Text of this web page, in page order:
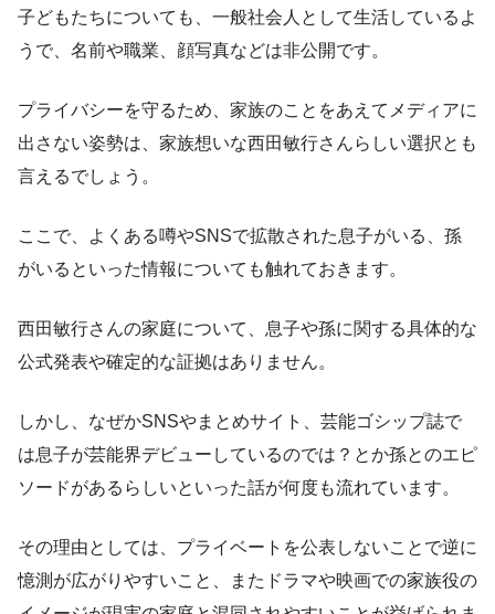
子どもたちについても、一般社会人として生活しているよ
うで、名前や職業、顔写真などは非公開です。
プライバシーを守るため、家族のことをあえてメディアに
出さない姿勢は、家族想いな西田敏行さんらしい選択とも
言えるでしょう。
ここで、よくある噂やSNSで拡散された息子がいる、孫
がいるといった情報についても触れておきます。
西田敏行さんの家庭について、息子や孫に関する具体的な
公式発表や確定的な証拠はありません。
しかし、なぜかSNSやまとめサイト、芸能ゴシップ誌で
は息子が芸能界デビューしているのでは？とか孫とのエピ
ソードがあるらしいといった話が何度も流れています。
その理由としては、プライベートを公表しないことで逆に
憶測が広がりやすいこと、またドラマや映画での家族役の